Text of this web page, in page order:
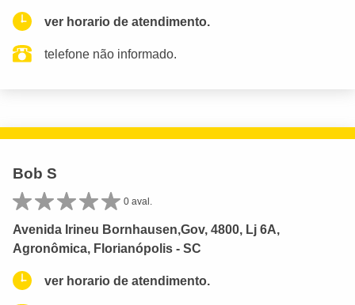
ver horario de atendimento.
telefone não informado.
Bob S
0 aval.
Avenida Irineu Bornhausen,Gov, 4800, Lj 6A,
Agronômica, Florianópolis - SC
ver horario de atendimento.